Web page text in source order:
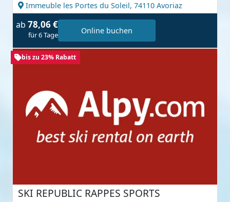
Immeuble les Portes du Soleil, 74110 Avoriaz
ab 78,06 €
für 6 Tage Online buchen
bis zu 23% Rabatt
SKI REPUBLIC RAPPES SPORTS